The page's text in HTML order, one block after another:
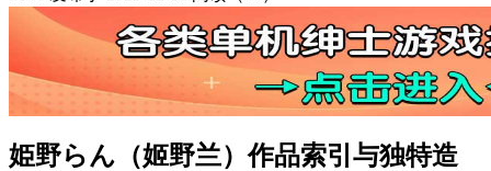
姫野らん（姬野兰）作品索引与独特造